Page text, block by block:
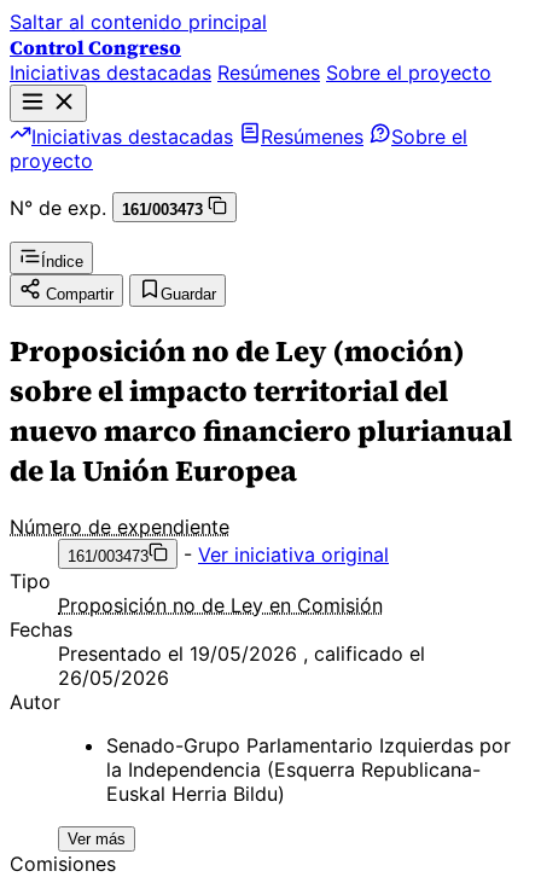
Saltar al contenido principal
Control Congreso
Iniciativas destacadas Resúmenes Sobre el proyecto
Iniciativas destacadas Resúmenes
Sobre el
proyecto
N° de exp.
161/003473
Índice
Compartir
Guardar
Proposición no de Ley (moción)
sobre el impacto territorial del
nuevo marco financiero plurianual
de la Unión Europea
Número de expendiente
161/003473 - Ver iniciativa original
Tipo
Proposición no de Ley en Comisión
Fechas
Presentado el 19/05/2026 , calificado el
26/05/2026
Autor
Senado-Grupo Parlamentario Izquierdas por
la Independencia (Esquerra Republicana-
Euskal Herria Bildu)
Ver más
Comisiones